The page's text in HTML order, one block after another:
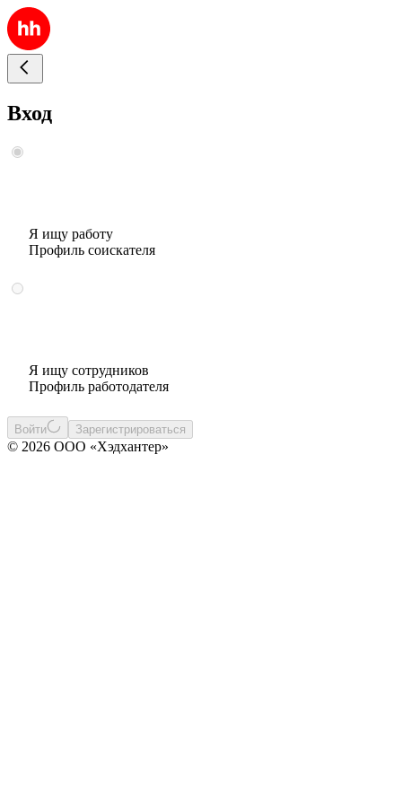
Вход
Я ищу работу
Профиль соискателя
Я ищу сотрудников
Профиль работодателя
Войти Зарегистрироваться
© 2026 ООО «Хэдхантер»